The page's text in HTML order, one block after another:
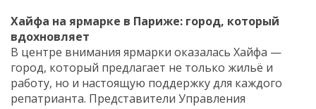
Хайфа на ярмарке в Париже: город, который
вдохновляет
В центре внимания ярмарки оказалась Хайфа —
город, который предлагает не только жильё и
работу, но и настоящую поддержку для каждого
репатрианта. Представители Управления